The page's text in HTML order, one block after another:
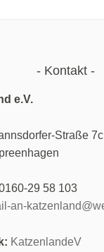
Kontakt
e.V.
29 58 103
an-
KatzenlandeV